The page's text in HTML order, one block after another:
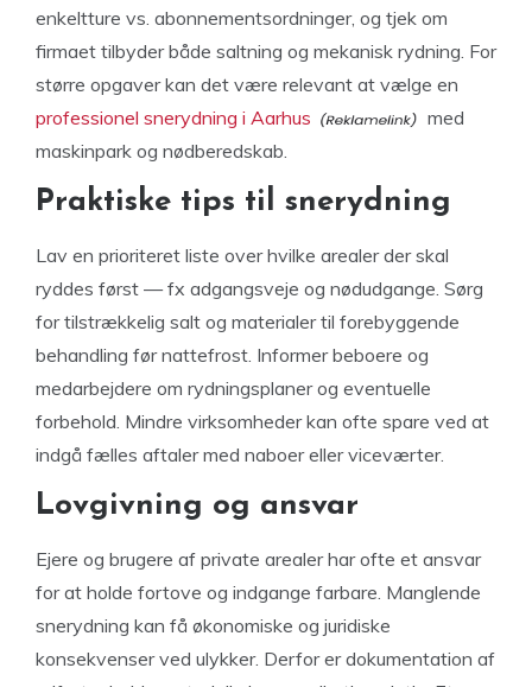
enkeltture vs. abonnementsordninger, og tjek om
firmaet tilbyder både saltning og mekanisk rydning. For
større opgaver kan det være relevant at vælge en
professionel snerydning i Aarhus
med
maskinpark og nødberedskab.
Praktiske tips til snerydning
Lav en prioriteret liste over hvilke arealer der skal
ryddes først — fx adgangsveje og nødudgange. Sørg
for tilstrækkelig salt og materialer til forebyggende
behandling før nattefrost. Informer beboere og
medarbejdere om rydningsplaner og eventuelle
forbehold. Mindre virksomheder kan ofte spare ved at
indgå fælles aftaler med naboer eller viceværter.
Lovgivning og ansvar
Ejere og brugere af private arealer har ofte et ansvar
for at holde fortove og indgange farbare. Manglende
snerydning kan få økonomiske og juridiske
konsekvenser ved ulykker. Derfor er dokumentation af